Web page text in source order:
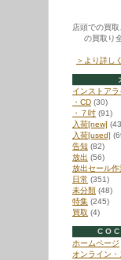
店頭での買
の買取り
＞より詳し
インストアラ
・CD (30)
・７吋 (91)
入荷[new]
入荷[used]
告知 (82)
放出 (56)
放出セール
日常 (351)
未分類 (48)
特集 (245)
買取 (4)
ホームページ
オンライン・